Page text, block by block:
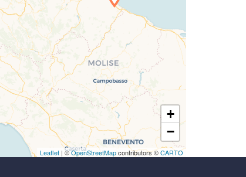
+
−
Leaflet | ©OpenStreetMapcontributors ©CARTO